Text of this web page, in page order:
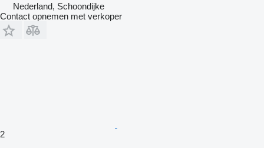
Nederland, Schoondijke
Contact opnemen met verkoper
2